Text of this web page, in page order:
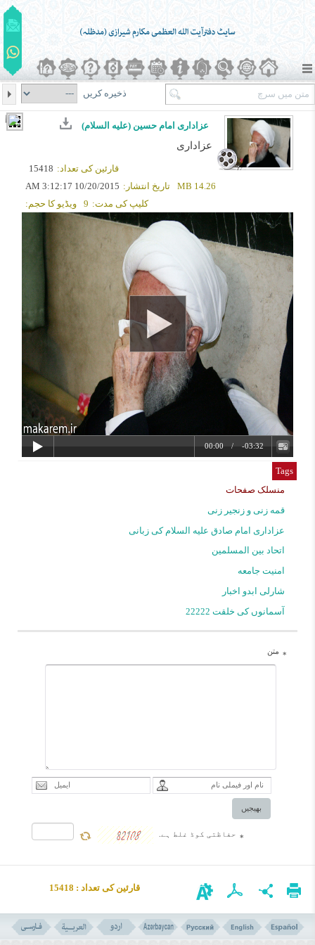
ذخیره کریں
عزاداری امام حسین (علیه السلام)
عزاداری
15418 قارئین کی تعداد:
10/20/2015 3:12:17 AM تاریخ انتشار:
14.26 MB
ویڈیو کا حجم:
9 کلیپ کی مدت:
Tags
منسلک صفحات
قمه زنی و زنجیر زنی
عزاداری امام صادق علیه السلام کی زبانی
اتحاد بین المسلمین
امنیت جامعه
شارلی ابدو اخبار
آسمانوں کی خلقت 22222
* متن
بھیجیں
* حفاظتی کوڈ غلط ہے.
قارئین کی تعداد : 15418